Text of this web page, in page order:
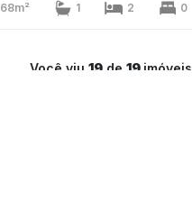
68m² 1 2 0
Você viu 19 de 19 imóveis